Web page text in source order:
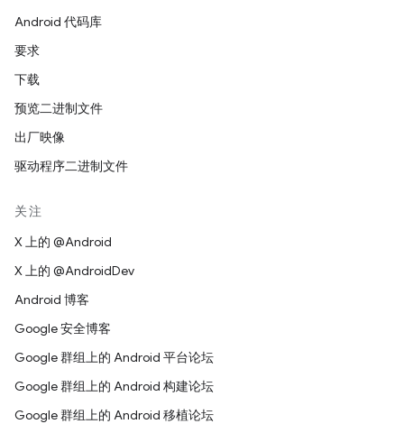
Android 代码库
要求
下载
预览二进制文件
出厂映像
驱动程序二进制文件
关注
X 上的 @Android
X 上的 @AndroidDev
Android 博客
Google 安全博客
Google 群组上的 Android 平台论坛
Google 群组上的 Android 构建论坛
Google 群组上的 Android 移植论坛